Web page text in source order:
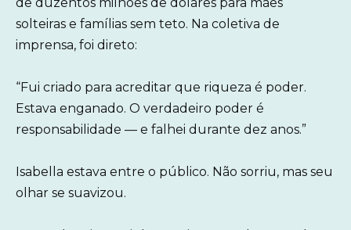
solteiras e famílias sem teto. Na coletiva de
imprensa, foi direto:
“Fui criado para acreditar que riqueza é poder.
Estava enganado. O verdadeiro poder é
responsabilidade — e falhei durante dez anos.”
Isabella estava entre o público. Não sorriu, mas seu
olhar se suavizou.